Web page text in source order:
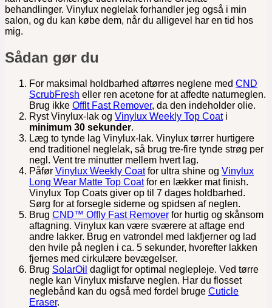
behandlinger. Vinylux neglelak forhandler jeg også i min
salon, og du kan købe dem, når du alligevel har en tid hos
mig.
Sådan gør du
For maksimal holdbarhed aftørres neglene med CND
ScrubFresh eller ren acetone for at affedte naturneglen.
Brug ikke Offlt Fast Remover, da den indeholder olie.
Ryst Vinylux-lak og Vinylux Weekly Top Coati
minimum 30 sekunder.
Læg to tynde lag Vinylux-lak. Vinylux tørrer hurtigere
end traditionel neglelak, så brug tre-fire tynde strøg per
negl. Vent tre minutter mellem hvert lag.
Påfør Vinylux Weekly Coatfor ultra shine og Vinylux
Long Wear Matte Top Coatfor en lækker mat finish.
Vinylux Top Coats giver op til 7 dages holdbarhed.
Sørg for at forsegle siderne og spidsen af neglen.
Brug CND™ Offly Fast Remover for hurtig og skånsom
aftagning. Vinylux kan være sværere at aftage end
andre lakker. Brug en vatrondel med lakfjerner og lad
den hvile på neglen i ca. 5 sekunder, hvorefter lakken
fjernes med cirkulære bevægelser.
Brug SolarOil dagligt for optimal neglepleje. Ved tørre
negle kan Vinylux misfarve neglen. Har du flosset
neglebånd kan du også med fordel bruge Cuticle
Eraser.